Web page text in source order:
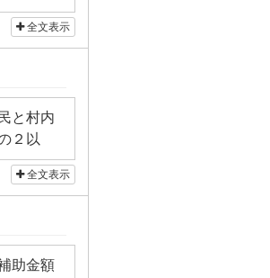
全文表示
と村内
２以
ては下
ありま
の購
全文表示
助金額